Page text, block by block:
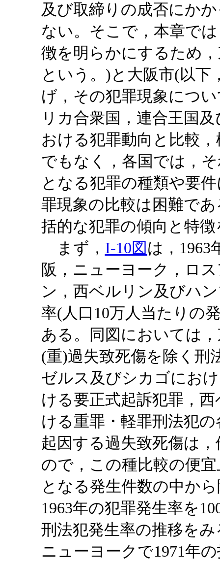
及び取締りの成否にか
ない。そこで，本章で
徴を明らかにするため
という。)と大阪市(以下
げ，その犯罪現象につ
リカ合衆国，連合王国
おける犯罪動向と比較
でもなく，各国では，
となる犯罪の種類や要
罪現象の比較は困難で
括的な犯罪の傾向と特
まず， I-10図は，1963
阪，ニューヨーク，ロ
ン，西ベルリン及びハ
率(人口10万人当たりの
ある。同図においては
(重)過失致死傷を除く刑
ゼルス及びシカゴにお
ける要正式起訴犯罪，
ける重罪・軽罪刑法犯
起因する過失致死傷は
ので，この種比較の便
となる発生件数の中か
1963年の犯罪発生率を
刑法犯発生率の推移を
ニューヨークで1971年